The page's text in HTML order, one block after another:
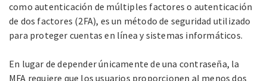
como autenticación de múltiples factores o autenticación
de dos factores (2FA), es un método de seguridad utilizado
para proteger cuentas en línea y sistemas informáticos.
En lugar de depender únicamente de una contraseña, la
MFA requiere que los usuarios proporcionen al menos dos